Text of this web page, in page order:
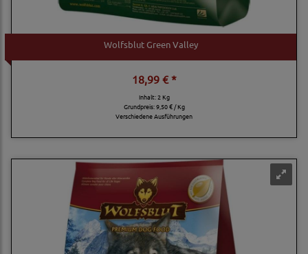
Wolfsblut Green Valley
18,99 € *
Inhalt: 2 Kg
Grundpreis:9,50 € / Kg
Verschiedene Ausführungen